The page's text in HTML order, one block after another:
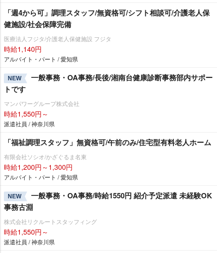
「週4から可」調理スタッフ/無資格可/シフト相談可/介護老人保
健施設/社会保障完備
医療法人フジタ/介護老人保健施設 フジタ
時給1,140円
アルバイト・パート / 愛知県
NEW
一般事務・OA事務/長後/湘南台健康診断事務部内サポー
トです
マンパワーグループ株式会社
時給1,550円～
派遣社員 / 神奈川県
「福祉調理スタッフ」無資格可/午前のみ/住宅型有料老人ホーム
有限会社ソシオ/かざぐるま名東
時給1,200円～1,300円
アルバイト・パート / 愛知県
NEW
一般事務・OA事務/時給1550円 紹介予定派遣 未経験OK
事務古淵
株式会社リクルートスタッフィング
時給1,550円～
派遣社員 / 神奈川県